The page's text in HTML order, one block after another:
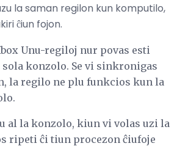
la saman regilon kun komputilo,
ĉiun fojon.
Unu-regiloj nur povas esti
konzolo. Se vi sinkronigas
la regilo ne plu funkcios kun la
al la konzolo, kiun vi volas uzi la
ripeti ĉi tiun procezon ĉiufoje